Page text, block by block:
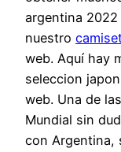
argentina 2022
nuestro
web. Aquí hay
seleccion
web. Una de
Mundial sin
con Argentina,